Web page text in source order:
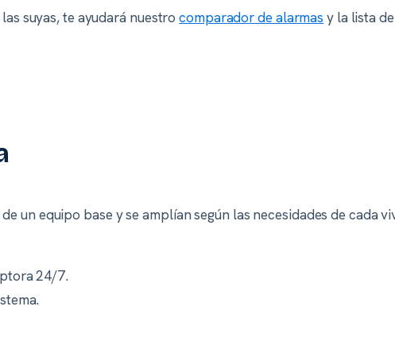
suyas, te ayudará nuestrocomparador de alarmas y la lista de
un equipo base y se amplían según las necesidades de cada
24/7.